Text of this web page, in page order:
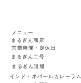
メニュー
まるぎん商店
営業時間・定休日
まるぎん二号
まるぎん道場
インド・ネパールカレーラム